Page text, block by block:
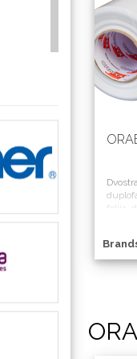
folija,
na